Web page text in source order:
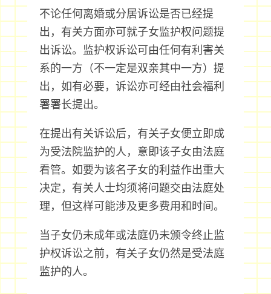
不论任何离婚或分居诉讼是否已经提
出，有关方面亦可就子女监护权问题提
出诉讼。监护权诉讼可由任何有利害关
系的一方（不一定是双亲其中一方）提
出，如有必要，诉讼亦可经由社会福利
署署长提出。
在提出有关诉讼后，有关子女便立即成
为受法院监护的人，意即该子女由法庭
看管。如要为该名子女的利益作出重大
决定，有关人士均须将问题交由法庭处
理，但这样可能涉及更多费用和时间。
当子女仍未成年或法庭仍未颁令终止监
护权诉讼之前，有关子女仍然是受法庭
监护的人。